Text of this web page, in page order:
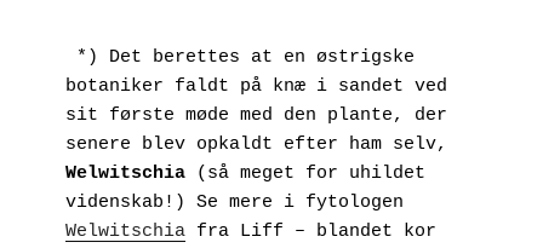
botaniker faldt på knæ i sandet ved
sit første møde med den plante, der
Welwitschia (så meget for uhildet
Welwitschia fra Liff – blandet kor